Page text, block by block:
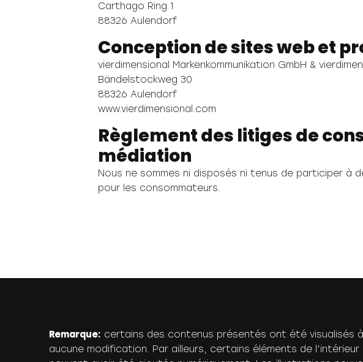
Carthago Ring 1
88326 Aulendorf
Conception de sites web et
vierdimensional Markenkommunikation GmbH &
Bändelstockweg 30
88326 Aulendorf
www.vierdimensional.com
Règlement des litiges de
médiation
Nous ne sommes ni disposés ni tenus de participer à
pour les consommateurs.
Remarque: certains des contenus présentés ont été visualisés
aucune modification. Par ailleurs, certains éléments de